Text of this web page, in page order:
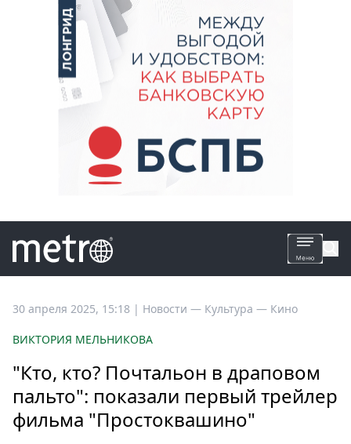
Все
Россия
Мир
Здоровье
30 апреля 2025, 15:18 | Новости — Культура — Кино
ВИКТОРИЯ МЕЛЬНИКОВА
"Кто, кто? Почтальон в драповом
пальто": показали первый трейлер
фильма "Простоквашино"